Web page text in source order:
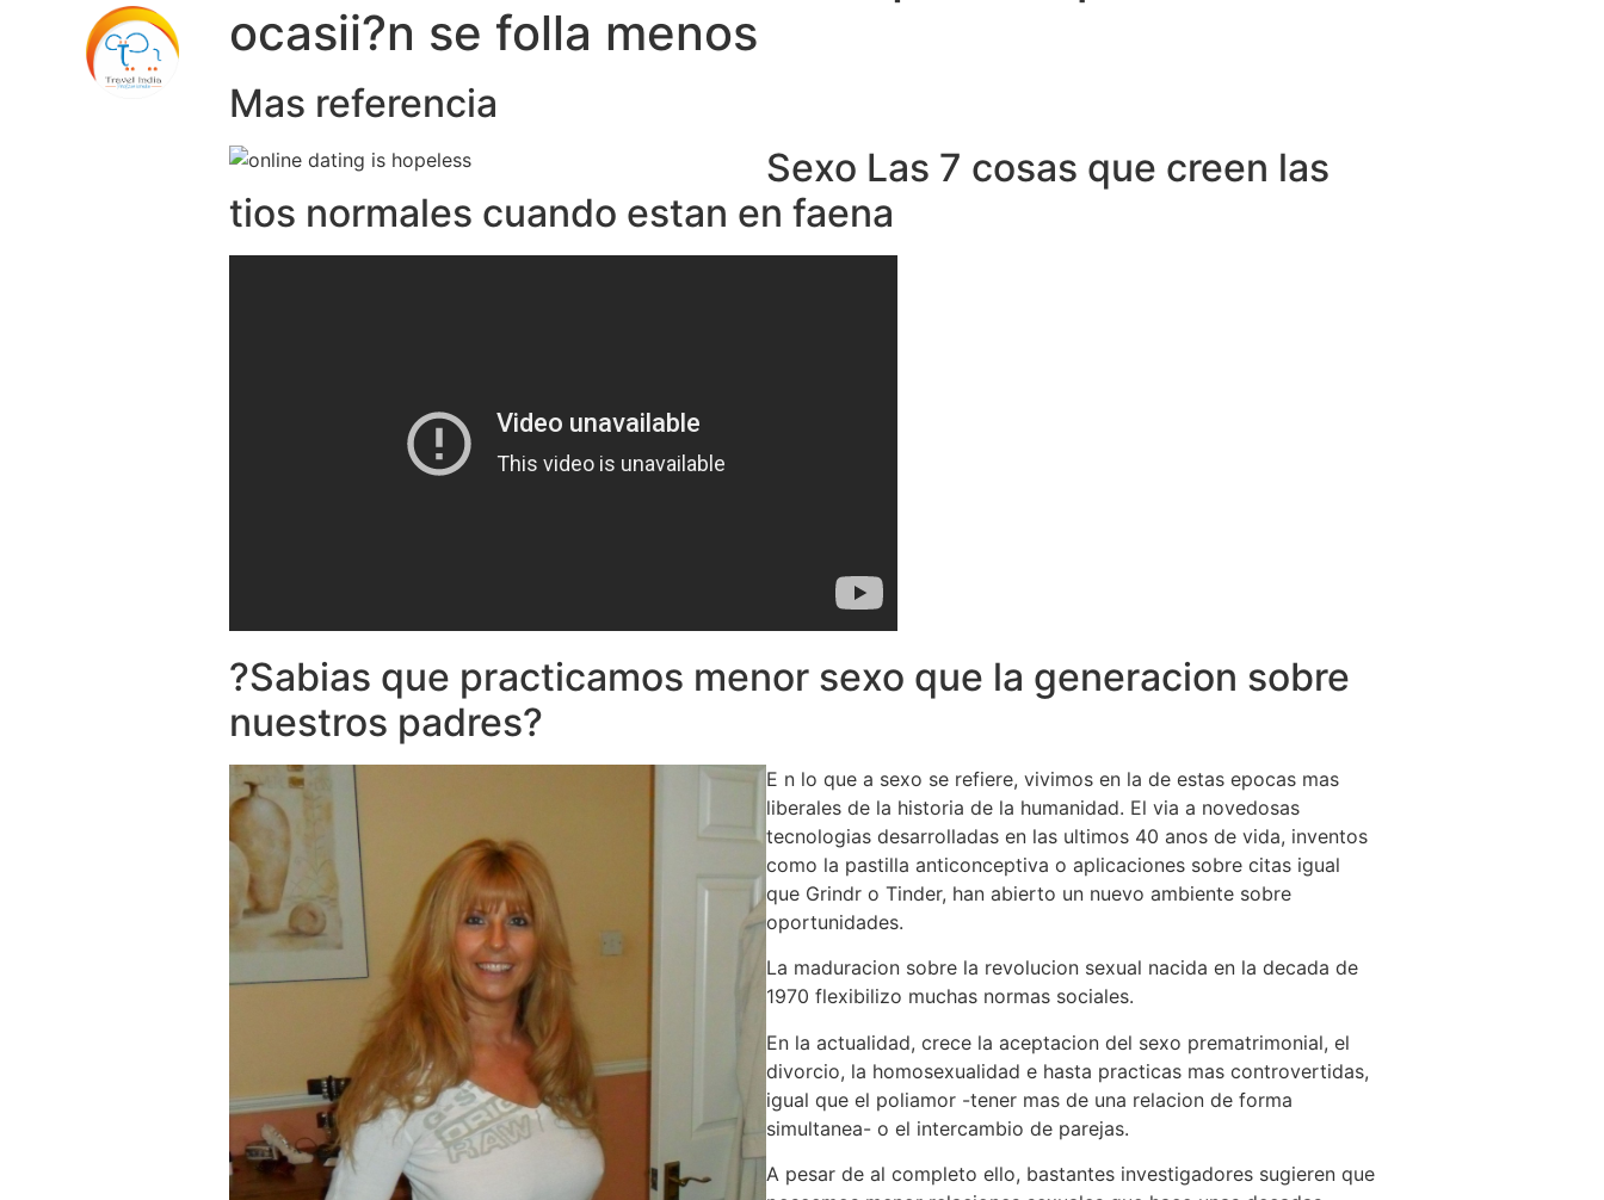
ocasii?n se folla menos
Mas referencia
Sexo Las 7 cosas que creen las
tios normales cuando estan en faena
?Sabias que practicamos menor sexo que la generacion sobre
nuestros padres?
E n lo que a sexo se refiere, vivimos en la de estas epocas mas
liberales de la historia de la humanidad. El via a novedosas
tecnologias desarrolladas en las ultimos 40 anos de vida, inventos
como la pastilla anticonceptiva o aplicaciones sobre citas igual
que Grindr o Tinder, han abierto un nuevo ambiente sobre
oportunidades.
La maduracion sobre la revolucion sexual nacida en la decada de
1970 flexibilizo muchas normas sociales.
En la actualidad, crece la aceptacion del sexo prematrimonial, el
divorcio, la homosexualidad e hasta practicas mas controvertidas,
igual que el poliamor -tener mas de una relacion de forma
simultanea- o el intercambio de parejas.
A pesar de al completo ello, bastantes investigadores sugieren que